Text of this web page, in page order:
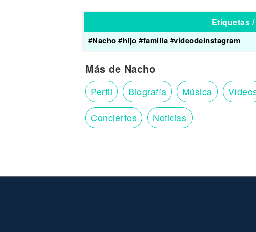
Etiquetas /
#Nacho #hijo #familia #vídeodeInstagram
Más de Nacho
Perfil Biografía Música
Conciertos Noticias